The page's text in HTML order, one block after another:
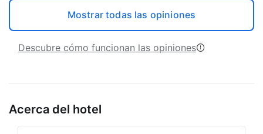
Mostrar todas las opiniones
Descubre cómo funcionan las opiniones
Acerca del hotel